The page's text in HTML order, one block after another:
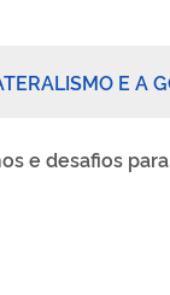
E A
e desafios